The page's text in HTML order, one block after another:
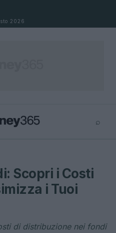
2026
⌕
Scopri i Costi
i Tuoi
di distribuzione nei fondi